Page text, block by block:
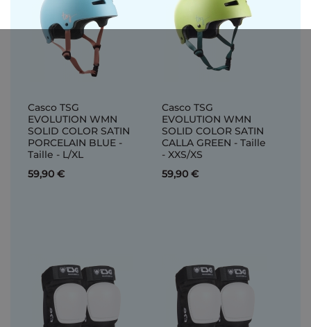
Casco TSG
EVOLUTION WMN
SOLID COLOR SATIN
PORCELAIN BLUE -
Taille - L/XL
59,90 €
Casco TSG
EVOLUTION WMN
SOLID COLOR SATIN
CALLA GREEN - Taille
- XXS/XS
59,90 €